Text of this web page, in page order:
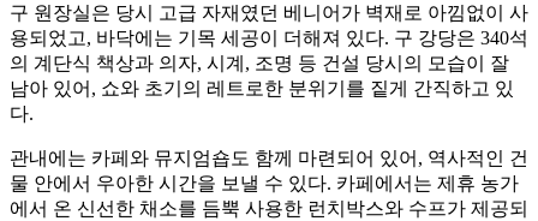
구 원장실은 당시 고급 자재였던 베니어가 벽재로 아낌없이 사
용되었고, 바닥에는 기목 세공이 더해져 있다. 구 강당은 340석
의 계단식 책상과 의자, 시계, 조명 등 건설 당시의 모습이 잘
남아 있어, 쇼와 초기의 레트로한 분위기를 짙게 간직하고 있
다.
관내에는 카페와 뮤지엄숍도 함께 마련되어 있어, 역사적인 건
물 안에서 우아한 시간을 보낼 수 있다. 카페에서는 제휴 농가
에서 온 신선한 채소를 듬뿍 사용한 런치박스와 수프가 제공되